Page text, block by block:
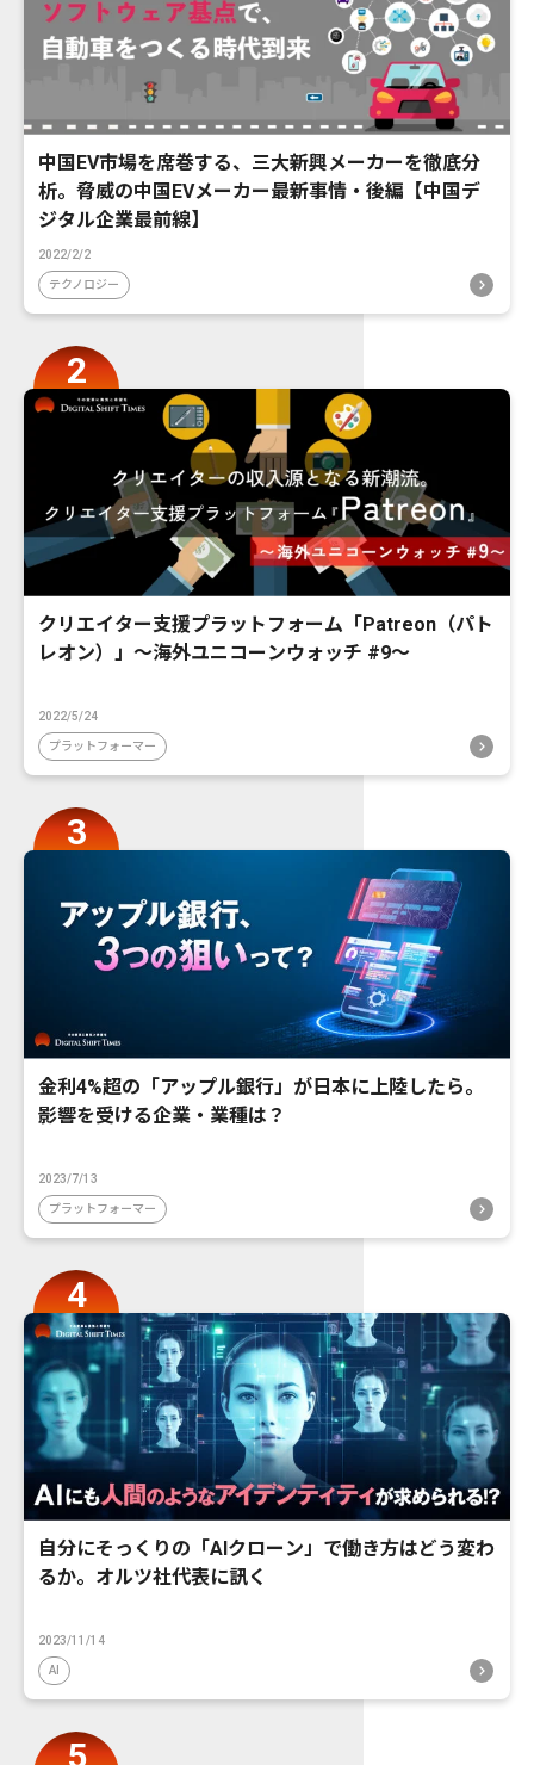
中国EV市場を席巻する、三大新興メーカーを徹底分
析。脅威の中国EVメーカー最新事情・後編【中国デ
ジタル企業最前線】
2022/2/2
テクノロジー
クリエイター支援プラットフォーム「Patreon（パト
レオン）」〜海外ユニコーンウォッチ #9〜
2022/5/24
プラットフォーマー
金利4%超の「アップル銀行」が日本に上陸したら。
影響を受ける企業・業種は？
2023/7/13
プラットフォーマー
自分にそっくりの「AIクローン」で働き方はどう変わ
るか。オルツ社代表に訊く
2023/11/14
AI